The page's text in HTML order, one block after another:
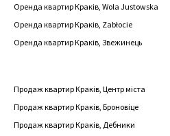
Оренда квартир Краків, Wola Justowska
Оренда квартир Краків, Zabłocie
Оренда квартир Краків, Звежинець
Продаж квартир Краків, Центр міста
Продаж квартир Краків, Броновіце
Продаж квартир Краків, Дебники